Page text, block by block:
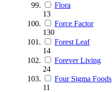
Flora
13
Force Factor
130
Forest Leaf
14
Forever Living
24
Four Sigma Foods
11